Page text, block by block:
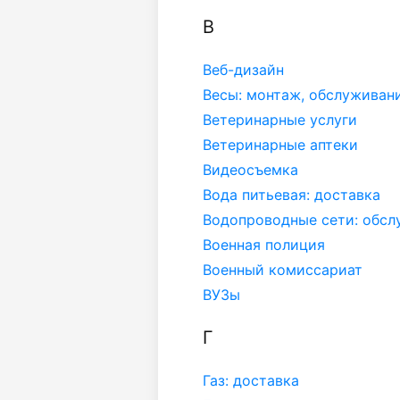
В
Веб-дизайн
Весы: монтаж,
Ветеринарные услуги
Ветеринарные аптеки
Видеосъемка
Вода питьевая: доставка
Водопроводные сети:
Военная полиция
Военный комиссариат
ВУЗы
Г
Газ: доставка